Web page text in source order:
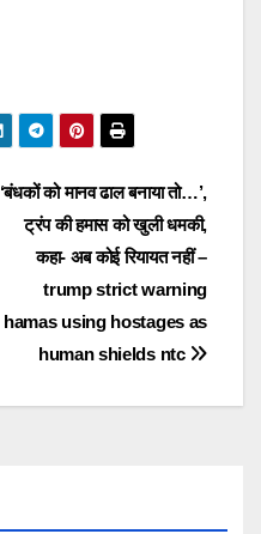
‘बंधकों को मानव ढाल बनाया तो…’,
ट्रंप की हमास को खुली धमकी,
कहा- अब कोई रियायत नहीं –
trump strict warning
hamas using hostages as
human shields ntc